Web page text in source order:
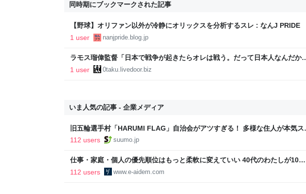
同時期にブックマークされた記事
【野球】オリファン以外が冷静にオリックスを分析するスレ : なんJ PRIDE
1 user
nanjpride.blog.jp
ラモス瑠偉監督「日本で戦争が起きたらオレは戦う。だって日本人なんだか
ら」 : 【移転しました】オタク.com/跡地
1 user 0taku.livedoor.biz
いま人気の記事 - 企業メディア
旧五輪選手村「HARUMI FLAG」自治会がアツすぎる！ 多様な住人が本気ス
ルで挑む、盆踊り2万人集客や交通改善など“街の価値向上”戦略 東京・中央
112 users suumo.jp
仕事・家庭・個人の優先順位はもっと柔軟に変えていい 40代のわたしが10年
後の自分に伝えたいこと - りっすん by イーアイデム
112 users www.e-aidem.com